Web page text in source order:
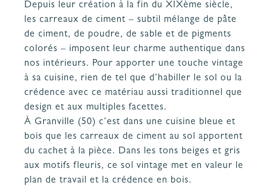
Depuis leur création à la fin du XIXème siècle,
les carreaux de ciment – subtil mélange de pâte
de ciment, de poudre, de sable et de pigments
colorés – imposent leur charme authentique dans
nos intérieurs. Pour apporter une touche vintage
à sa cuisine, rien de tel que d’habiller le sol ou la
crédence avec ce matériau aussi traditionnel que
design et aux multiples facettes.
À Granville (50) c’est dans une cuisine bleue et
bois que les carreaux de ciment au sol apportent
du cachet à la pièce. Dans les tons beiges et gris
aux motifs fleuris, ce sol vintage met en valeur le
plan de travail et la crédence en bois.